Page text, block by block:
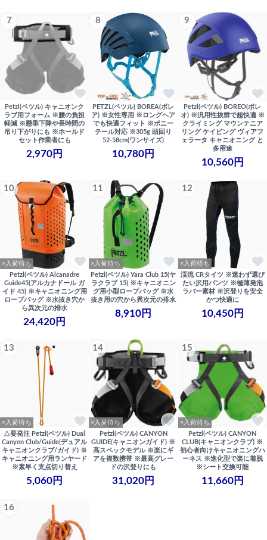
7
Petzl(ペツル) キャニオンク
ラブ用フォーム ※腰の負担
軽減 ※懸垂下降や長時間の
吊り下がりにも ※ホールド
セット作業者にも
2,970円
8
PETZL(ペツル) BOREA(ボレ
ア) ※女性専用 ※ロングヘア
でも快適フィット ※ポニー
テール対応 ※305g 頭回り
52-58cm(ワンサイズ)
10,780円
9
Petzl(ペツル) BOREO(ボレ
オ) ※汎用性抜群で超快適 ※
クライミング マウンテニア
リング ケイビング ヴィアフ
ェラータ キャニオニング と
多用途
10,560円
10
×入荷待ち
Petzl(ペツル) Alcanadre
Guide45(アルカナドール ガ
イド 45) ※キャニオニング用
ロープバッグ ※水抜き穴か
ら異次元の排水
24,420円
11
×入荷待ち
Petzl(ペツル) Yara Club 15(ヤ
ラクラブ 15) ※キャニオニン
グ用小型ロープバッグ ※水
抜き用の穴から異次元の排水
8,910円
12
×入荷待ち
渓流 CRタイツ ※迷わず選び
たい沢用パンツ ※極薄発泡
ラバー素材 ※沢登りを安全
かつ快適に
10,450円
13
×入荷待ち
△要発注 Petzl(ペツル) Dual
Canyon Club/Guide(デュアル
キャニオンクラブ/ガイド) ※
キャニオニング用ランヤード
※素早く支点切り替え
5,060円
14
×入荷待ち
Petzl(ペツル) CANYON
GUIDE(キャニオンガイド) ※
高スペックモデル ※楽にギ
アを複数携帯 ※最高グレー
ドの沢登りにも
31,020円
15
×入荷待ち
Petzl(ペツル) CANYON
CLUB(キャニオンクラブ) ※
初心者向けキャニオニングハ
ーネス ※進化型で楽に着脱
※シート交換可能
11,660円
16